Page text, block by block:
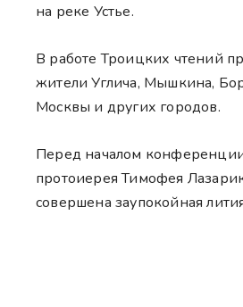
на реке Устье.
В работе Троицких чтений
жители Углича, Мышкина,
Москвы и других городов.
Перед началом
протоиерея Тимофея
совершена заупокойная